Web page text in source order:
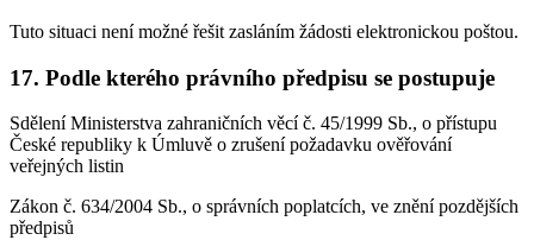
Tuto situaci není možné řešit zasláním žádosti elektronickou poštou.
17. Podle kterého právního předpisu se postupuje
Sdělení Ministerstva zahraničních věcí č. 45/1999 Sb., o přístupu
České republiky k Úmluvě o zrušení požadavku ověřování
veřejných listin
Zákon č. 634/2004 Sb., o správních poplatcích, ve znění pozdějších
předpisů